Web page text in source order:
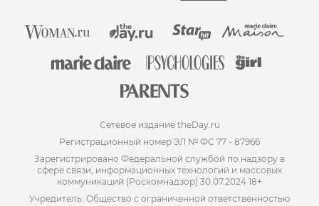
Сетевое издание theDay.ru
Регистрационный номер ЭЛ № ФС 77 - 87966
Зарегистрировано Федеральной службой по надзору в
сфере связи, информационных технологий и массовых
коммуникаций (Роскомнадзор) 30.07.2024 18+
Учредитель: Общество с ограниченной ответственностью